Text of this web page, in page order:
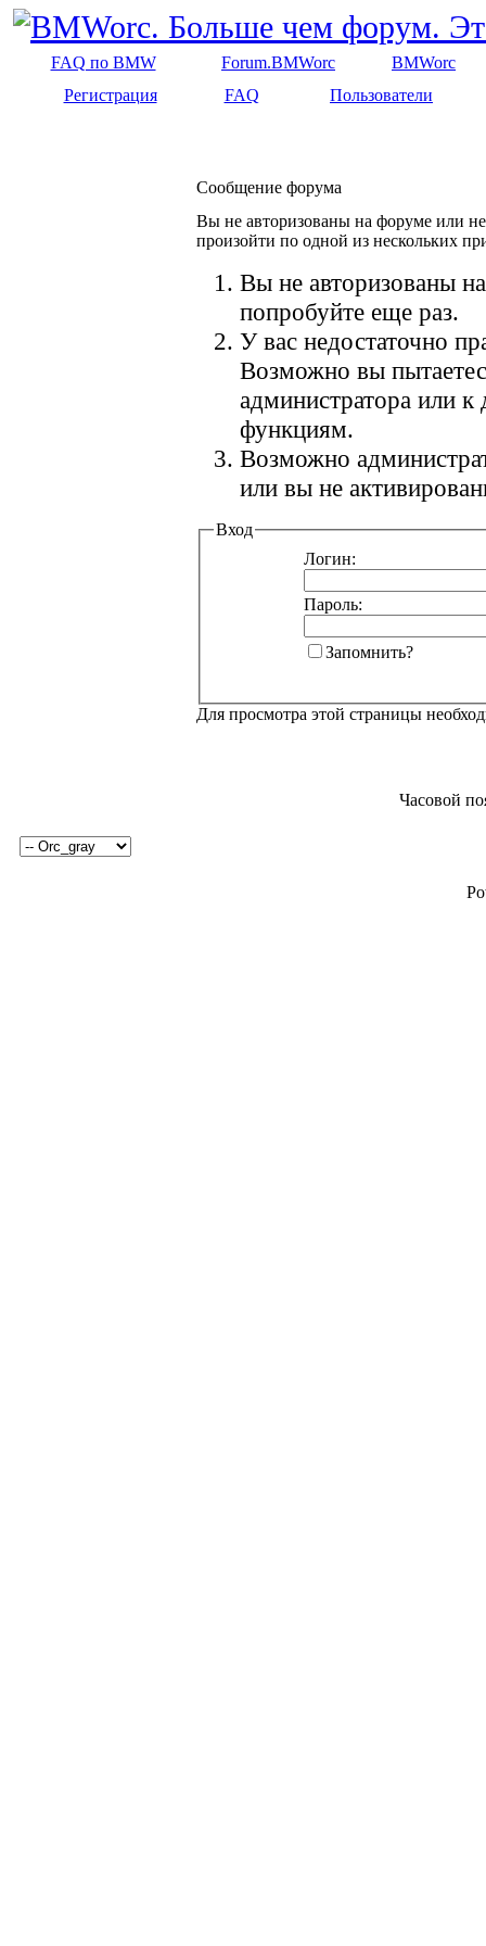
FAQ по BMW Forum.BMWorc
BMWorc
Регистрация
FAQ Пользователи
Сообщение форума
Вы не авторизованы на форуме или
произойти по одной из нескольких
Вы не авторизованы
попробуйте еще раз.
У вас недостаточно
Возможно вы
администратора или
функциям.
Возможно
или вы не
Вход
Логин:
Пароль:
Запомнить?
Для просмотра этой страницы
Часовой